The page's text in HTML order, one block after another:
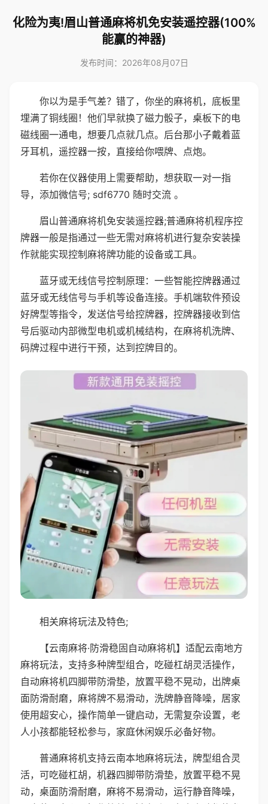
化险为夷!眉山普通麻将机免安装遥控器(100%
能赢的神器)
发布时间：2026年08月07日
你以为是手气差？错了，你坐的麻将机，底板里
埋满了铜线圈！他们早就换了磁力骰子，桌板下的电
磁线圈一通电，想要几点就几点。后台那小子戴着蓝
牙耳机，遥控器一按，直接给你喂牌、点炮。
若你在仪器使用上需要帮助，想获取一对一指
导，添加微信号; sdf6770 随时交流 。
眉山普通麻将机免安装遥控器;普通麻将机程序控
牌器一般是指通过一些无需对麻将机进行复杂安装操
作就能实现控制麻将牌功能的设备或工具。
蓝牙或无线信号控制原理：一些智能控牌器通过
蓝牙或无线信号与手机等设备连接。手机端软件预设
好牌型等指令，发送信号给控牌器，控牌器接收到信
号后驱动内部微型电机或机械结构，在麻将机洗牌、
码牌过程中进行干预，达到控牌目的。
相关麻将玩法及特色;
【云南麻将·防滑稳固自动麻将机】适配云南地方
麻将玩法，支持多种牌型组合，吃碰杠胡灵活操作，
自动麻将机四脚带防滑垫，放置平稳不晃动，出牌桌
面防滑耐磨，麻将牌不易滑动，洗牌静音降噪，居家
使用超安心，操作简单一键启动，无需复杂设置，老
人小孩都能轻松参与，家庭休闲娱乐必备好物。
普通麻将机支持云南本地麻将玩法，牌型组合灵
活，可吃碰杠胡，机器四脚带防滑垫，放置平稳不晃
动，桌面防滑耐磨，麻将不易滑动，运行静音降噪，